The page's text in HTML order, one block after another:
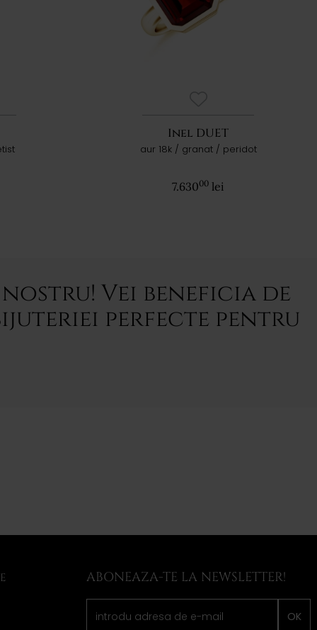
Inel DUET
aur 18k / granat / peridot
7.63000 lei
Vei beneficia de
perfecte pentru
ABONEAZA-TE LA NEWSLETTER!
OK